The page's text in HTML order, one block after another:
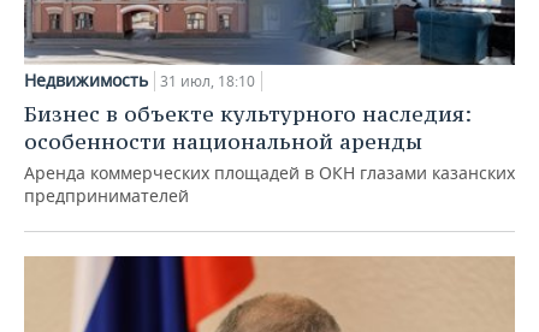
Недвижимость 31 июл, 18:10
Бизнес в объекте культурного наследия:
особенности национальной аренды
Аренда коммерческих площадей в ОКН глазами казанских
предпринимателей